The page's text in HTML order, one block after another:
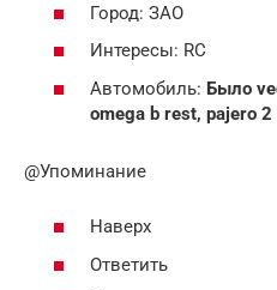
Город: ЗАО
Интересы: RC
Автомобиль: Было
omega b rest, pajero 2
@Упоминание
Наверх
Ответить